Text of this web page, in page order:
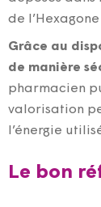
de
Grâce au
de manière
pharmacien
valorisation
l’énergie
Le bon